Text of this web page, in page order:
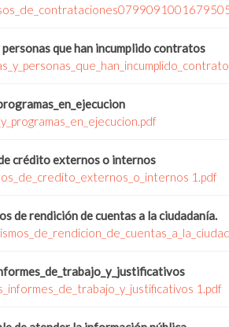
que han incumplido contratos
crédito externos o internos
1.pdf
de rendición de cuentas a la ciudadanía.
1.pdf